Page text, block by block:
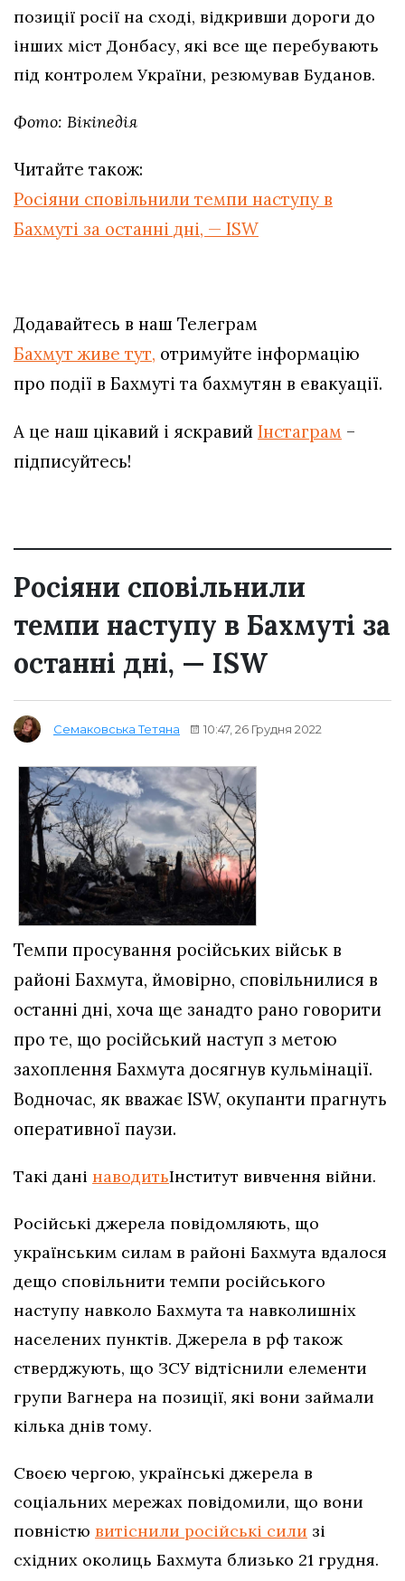
позиції росії на сході, відкривши дороги до
інших міст Донбасу, які все ще перебувають
під контролем України, резюмував Буданов.
Фото: Вікіпедія
Читайте також:
Росіяни сповільнили темпи наступу в
Бахмуті за останні дні, — ISW
Додавайтесь в наш Телеграм
Бахмут живе тут, отримуйте інформацію
про події в Бахмуті та бахмутян в евакуації.
А це наш цікавий і яскравий Інстаграм –
підписуйтесь!
Росіяни сповільнили
темпи наступу в Бахмуті за
останні дні, — ISW
Семаковська Тетяна 10:47, 26 Грудня 2022
Темпи просування російських військ в
районі Бахмута, ймовірно, сповільнилися в
останні дні, хоча ще занадто рано говорити
про те, що російський наступ з метою
захоплення Бахмута досягнув кульмінації.
Водночас, як вважає ISW, окупанти прагнуть
оперативної паузи.
Такі дані наводитьІнститут вивчення війни.
Російські джерела повідомляють, що
українським силам в районі Бахмута вдалося
дещо сповільнити темпи російського
наступу навколо Бахмута та навколишніх
населених пунктів. Джерела в рф також
стверджують, що ЗСУ відтіснили елементи
групи Вагнера на позиції, які вони займали
кілька днів тому.
Своєю чергою, українські джерела в
соціальних мережах повідомили, що вони
повністю витіснили російські сили зі
східних околиць Бахмута близько 21 грудня.